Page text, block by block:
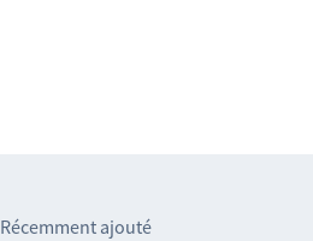
Récemment ajouté